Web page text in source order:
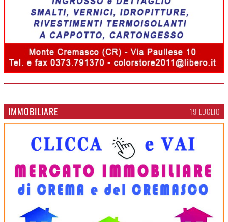
IMMOBILIARE 19 LUGLIO